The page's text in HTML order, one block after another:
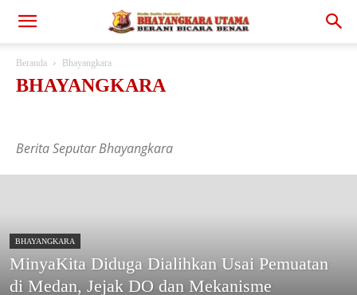
Beranda Bhayangkara
BHAYANGKARA
Politik
Ragam Sorotan TNI
Berita Seputar Bhayangkara
BHAYANGKARA
MinyaKita Diduga Dialihkan Usai Pemuatan
di Medan, Jejak DO dan Mekanisme